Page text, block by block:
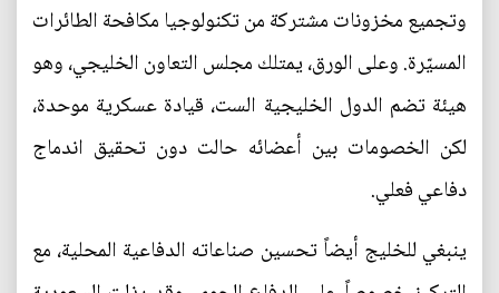
وتجميع مخزونات مشتركة من تكنولوجيا مكافحة الطائرات
المسيّرة. وعلى الورق، يمتلك مجلس التعاون الخليجي، وهو
هيئة تضم الدول الخليجية الست، قيادة عسكرية موحدة،
لكن الخصومات بين أعضائه حالت دون تحقيق اندماج
دفاعي فعلي.
ينبغي للخليج أيضاً تحسين صناعاته الدفاعية المحلية، مع